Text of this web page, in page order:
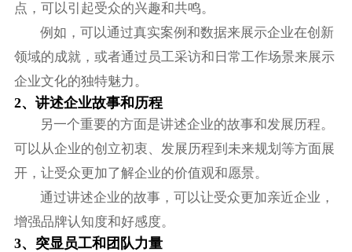
点，可以引起受众的兴趣和共鸣。
例如，可以通过真实案例和数据来展示企业在创新
领域的成就，或者通过员工采访和日常工作场景来展示
企业文化的独特魅力。
2、讲述企业故事和历程
另一个重要的方面是讲述企业的故事和发展历程。
可以从企业的创立初衷、发展历程到未来规划等方面展
开，让受众更加了解企业的价值观和愿景。
通过讲述企业的故事，可以让受众更加亲近企业，
增强品牌认知度和好感度。
3、突显员工和团队力量